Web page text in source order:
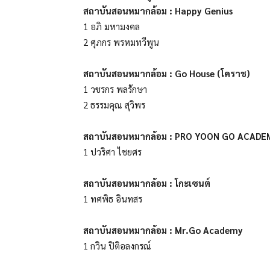
สถาบันสอนหมากล้อม : Happy Genius
1 อภิ มหามงคล
2 ศุภกร พรหมทวีพูน
สถาบันสอนหมากล้อม : Go House (โคราช)
1 วชรกร พลรักษา
2 ธรรมคุณ สุวิพร
สถาบันสอนหมากล้อม : PRO YOON GO
1 ปวริศา ไชยศร
สถาบันสอนหมากล้อม : โกะเซนต์
1 ทศพิธ อินทสร
สถาบันสอนหมากล้อม : Mr.Go Academy
1 กวิน ปิติอลงกรณ์